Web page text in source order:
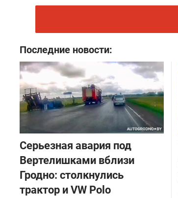
Последние новости:
Серьезная авария под
Вертелишками вблизи
Гродно: столкнулись
трактор и VW Polo